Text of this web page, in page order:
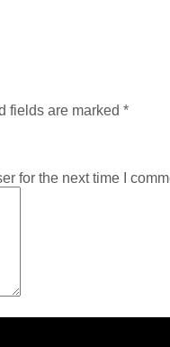
fields are marked *
for the next time I